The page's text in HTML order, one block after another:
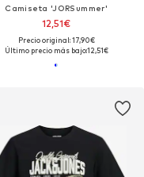
Camiseta 'JORSummer'
12,51€
Precio original: 17,90€
Último precio más bajo:12,51€